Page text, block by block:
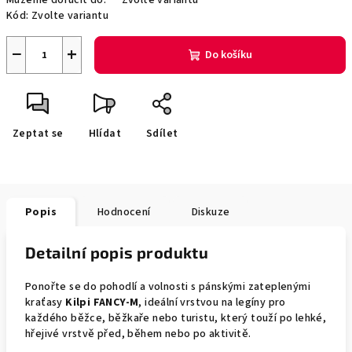
Kód: Zvolte variantu
+
− Do košíku
Zeptat se Hlídat Sdílet
Popis Hodnocení Diskuze
Detailní popis produktu
Ponořte se do pohodlí a volnosti s pánskými zateplenými
kraťasy Kilpi FANCY-M, ideální vrstvou na legíny pro
každého běžce, běžkaře nebo turistu, který touží po lehké,
hřejivé vrstvě před, během nebo po aktivitě.